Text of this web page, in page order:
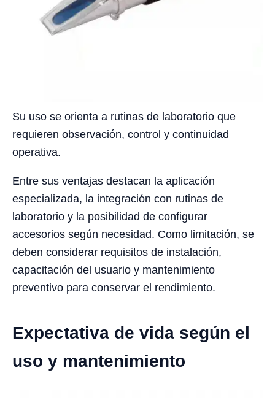
Su uso se orienta a rutinas de laboratorio que
requieren observación, control y continuidad
operativa.
Entre sus ventajas destacan la aplicación
especializada, la integración con rutinas de
laboratorio y la posibilidad de configurar
accesorios según necesidad. Como limitación, se
deben considerar requisitos de instalación,
capacitación del usuario y mantenimiento
preventivo para conservar el rendimiento.
Expectativa de vida según el
uso y mantenimiento